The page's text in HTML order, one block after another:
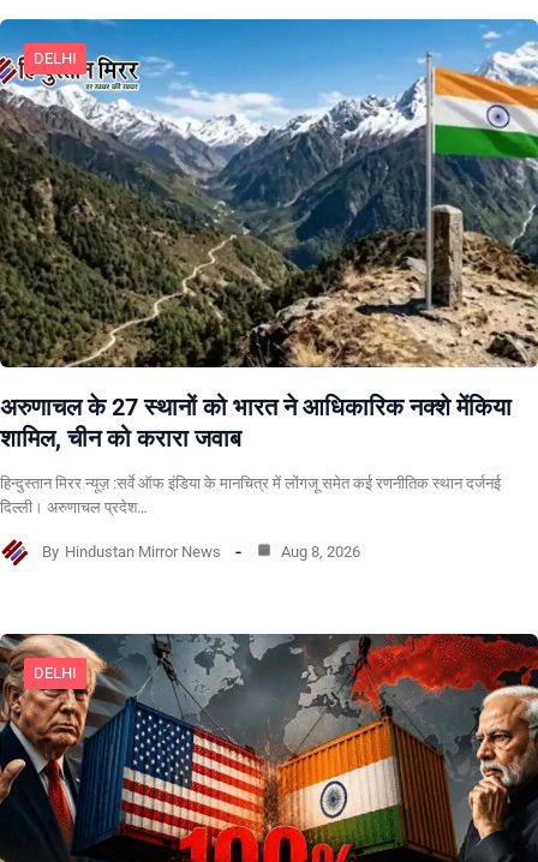
DELHI
अरुणाचल के 27 स्थानों को भारत ने आधिकारिक नक्शे मेंकिया
शामिल, चीन को करारा जवाब
हिन्दुस्तान मिरर न्यूज़ :सर्वे ऑफ इंडिया के मानचित्र में लोंगजू समेत कई रणनीतिक स्थान दर्जनई
दिल्ली। अरुणाचल प्रदेश…
By Hindustan Mirror News Aug 8, 2026
DELHI